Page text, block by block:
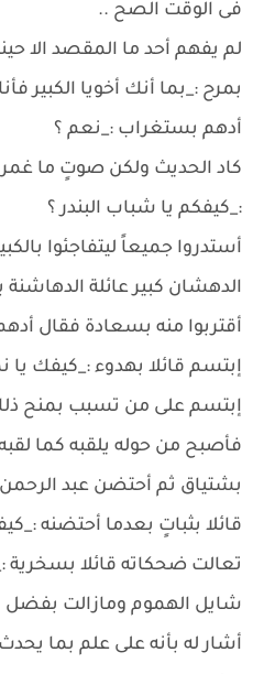
فى الوقت الصح ..
لم يفهم أحد ما المقصد الا
بمرح :_بما أنك أخويا الكبير
أدهم بستغراب :_نعم ؟
كاد الحديث ولكن صوتٍ ما غمر
:_كيفكم يا شباب البندر ؟
أستدروا جميعاً ليتفاجئوا
الدهشان كبير عائلة الدهاشنة
أقتربوا منه بسعادة فقال
إبتسم قائلا بهدوء :_كيفك يا
إبتسم على من تسبب بمنح ذلك
فأصبح من حوله يلقبه كما
بشتياق ثم أحتضن عبد
قائلا بثباتٍ بعدما أحتضنه
تعالت ضحكاته قائلا
شايل الهموم ومازالت بفضل
أشار له بأنه على علم بما